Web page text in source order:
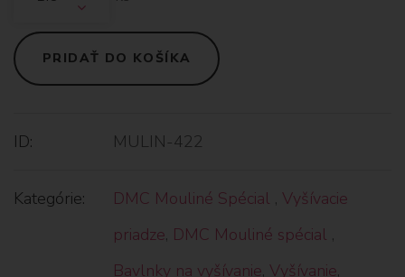
PRIDAŤ DO KOŠÍKA
ID: MULIN-422
Kategórie: DMC Mouliné Spécial , Vyšívacie
priadze, DMC Mouliné spécial ,
Bavlnky na vyšívanie, Vyšívanie,